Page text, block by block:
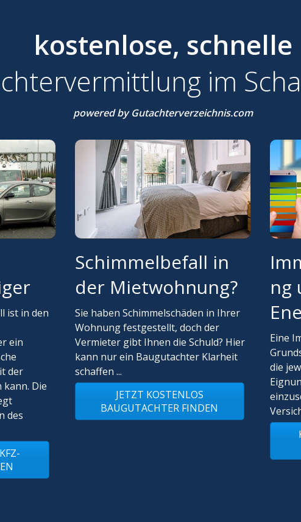
kostenlose, schnelle
im
powered by Gutachterverzeichnis.com
ist in den
ein
der
kann. Die
des
Schimmelbefall in
der Mietwohnung?
Sie haben Schimmelschäden in Ihrer
Wohnung festgestellt, doch der
Vermieter gibt Ihnen die Schuld? Hier
kann nur ein Baugutachter Klarheit
schaffen ...
JETZT KOSTENLOS
BAUGUTACHTER FINDEN
ng
Eine
die